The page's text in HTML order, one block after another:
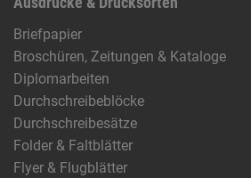
Briefpapier
Broschüren, Zeitungen & Kataloge
Diplomarbeiten
Durchschreibeblöcke
Durchschreibesätze
Folder & Faltblätter
Flyer & Flugblätter